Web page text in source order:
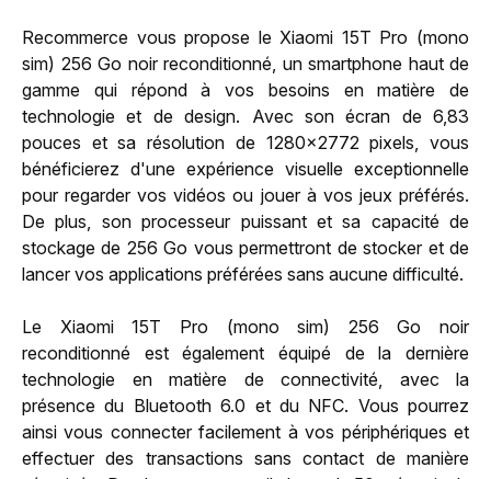
Recommerce vous propose le Xiaomi 15T Pro (mono
sim) 256 Go noir reconditionné, un smartphone haut de
gamme qui répond à vos besoins en matière de
technologie et de design. Avec son écran de 6,83
pouces et sa résolution de 1280x2772 pixels, vous
bénéficierez d'une expérience visuelle exceptionnelle
pour regarder vos vidéos ou jouer à vos jeux préférés.
De plus, son processeur puissant et sa capacité de
stockage de 256 Go vous permettront de stocker et de
lancer vos applications préférées sans aucune difficulté.
Le Xiaomi 15T Pro (mono sim) 256 Go noir
reconditionné est également équipé de la dernière
technologie en matière de connectivité, avec la
présence du Bluetooth 6.0 et du NFC. Vous pourrez
ainsi vous connecter facilement à vos périphériques et
effectuer des transactions sans contact de manière